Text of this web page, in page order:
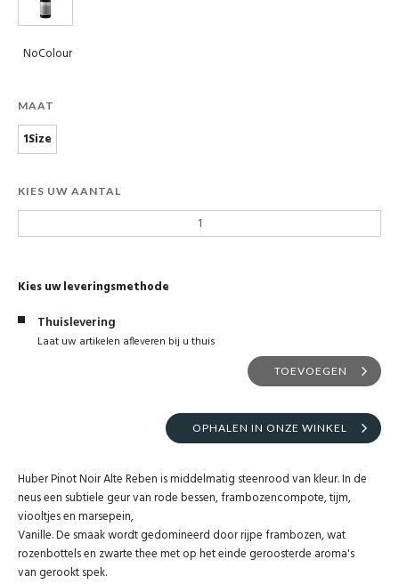
NoColour
MAAT
1Size
KIES UW AANTAL
Kies uw leveringsmethode
Thuislevering
Laat uw artikelen afleveren bij u thuis
TOEVOEGEN
OPHALEN IN ONZE WINKEL
Huber Pinot Noir Alte Reben is middelmatig steenrood van kleur. In de
neus een subtiele geur van rode bessen, frambozencompote, tijm,
viooltjes en marsepein,
Vanille. De smaak wordt gedomineerd door rijpe frambozen, wat
rozenbottels en zwarte thee met op het einde geroosterde aroma's
van gerookt spek.